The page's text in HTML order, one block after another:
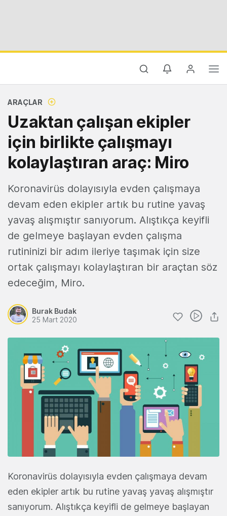
ARAÇLAR
Uzaktan çalışan ekipler
için birlikte çalışmayı
kolaylaştıran araç: Miro
Koronavirüs dolayısıyla evden çalışmaya
devam eden ekipler artık bu rutine yavaş
yavaş alışmıştır sanıyorum. Alıştıkça keyifli
de gelmeye başlayan evden çalışma
rutininizi bir adım ileriye taşımak için size
ortak çalışmayı kolaylaştıran bir araçtan söz
edeceğim, Miro.
Burak Budak
25 Mart 2020
Koronavirüs dolayısıyla evden çalışmaya devam
eden ekipler artık bu rutine yavaş yavaş alışmıştır
sanıyorum. Alıştıkça keyifli de gelmeye başlayan